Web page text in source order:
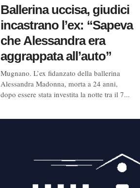
Ballerina uccisa, giudici
incastrano l’ex: “Sapeva
che Alessandra era
aggrappata all’auto”
Mugnano. L’ex fidanzato della ballerina
Alessandra Madonna, morta a 24 anni,
dopo essere stata investita la notte tra il 7...